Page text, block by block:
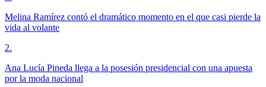
Melina Ramírez contó el dramático momento en el que casi pierde la
vida al volante
2.
Ana Lucía Pineda llega a la posesión presidencial con una apuesta
por la moda nacional